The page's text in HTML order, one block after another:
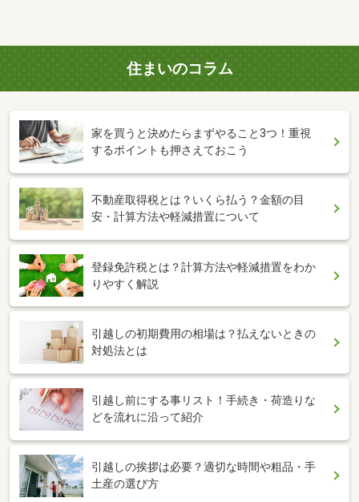
住まいのコラム
家を買うと決めたらまずやること3つ！重視
するポイントも押さえておこう
不動産取得税とは？いくら払う？金額の目
安・計算方法や軽減措置について
登録免許税とは？計算方法や軽減措置をわか
りやすく解説
引越しの初期費用の相場は？払えないときの
対処法とは
引越し前にする事リスト！手続き・荷造りな
どを流れに沿って紹介
引越しの挨拶は必要？適切な時間や粗品・手
土産の選び方